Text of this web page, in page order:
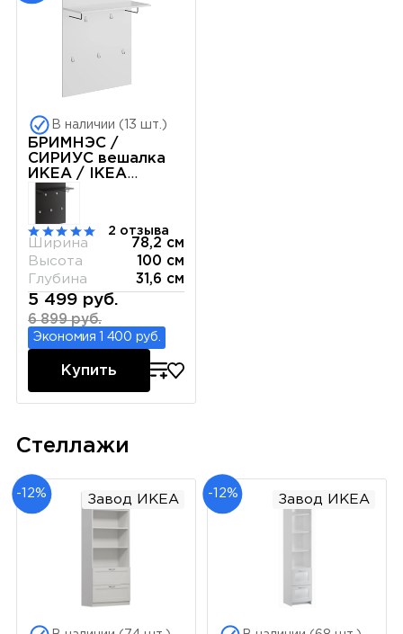
В наличии (13 шт.)
БРИМНЭС /
СИРИУС вешалка
ИКЕА / IKEA
78х100 белая
2 отзыва
Ширина
78,2 см
Высота
100 см
Глубина
31,6 см
5 499 руб.
6 899 руб.
Экономия 1 400 руб.
Купить
Стеллажи
-12% Завод ИКЕА -12% Завод ИКЕА